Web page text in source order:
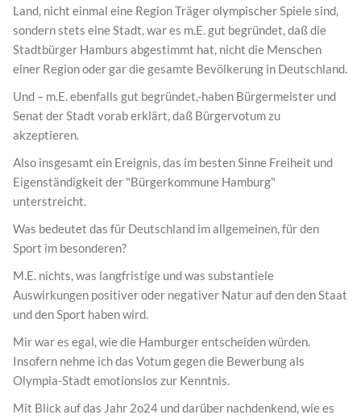
Land, nicht einmal eine Region Träger olympischer Spiele sind,
sondern stets eine Stadt, war es m.E. gut begründet, daß die
Stadtbürger Hamburs abgestimmt hat, nicht die Menschen
einer Region oder gar die gesamte Bevölkerung in Deutschland.
Und – m.E. ebenfalls gut begründet,-haben Bürgermeister und
Senat der Stadt vorab erklärt, daß Bürgervotum zu
akzeptieren.
Also insgesamt ein Ereignis, das im besten Sinne Freiheit und
Eigenständigkeit der "Bürgerkommune Hamburg"
unterstreicht.
Was bedeutet das für Deutschland im allgemeinen, für den
Sport im besonderen?
M.E. nichts, was langfristige und was substantiele
Auswirkungen positiver oder negativer Natur auf den den Staat
und den Sport haben wird.
Mir war es egal, wie die Hamburger entscheiden würden.
Insofern nehme ich das Votum gegen die Bewerbung als
Olympia-Stadt emotionslos zur Kenntnis.
Mit Blick auf das Jahr 2o24 und darüber nachdenkend, wie es